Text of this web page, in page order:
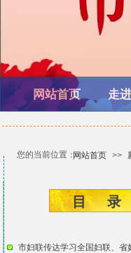
网站首页 走
您的当前位置：网站首页 >>
目 ​​录
市妇联传达学习全国妇联、省